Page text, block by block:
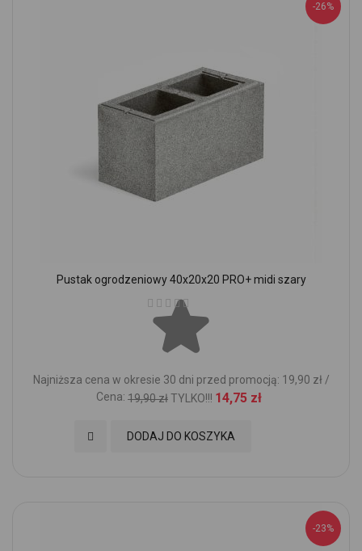
-26%
Pustak ogrodzeniowy 40x20x20 PRO+ midi szary
Ocena:
Najniższa cena w okresie 30 dni przed promocją: 19,90 zł /
Cena: 19,90 złTYLKO!!! 14,75 zł
DODAJ DO KOSZYKA
Dodaj do Ulubionych
-23%